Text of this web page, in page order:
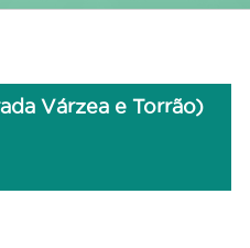
Várzea e Torrão)